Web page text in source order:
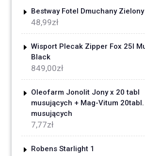
Bestway Fotel Dmuchany
48,99zł
Wisport Plecak Zipper Fox 25l
Black
849,00zł
Oleofarm Jonolit Jony x 20 tabl
musujących + Mag-Vitum 20tabl.
musujących
7,77zł
Robens Starlight 1